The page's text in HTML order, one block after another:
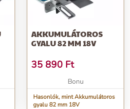
AKKUMULÁTOROS
GYALU 82 MM 18V
35 890 Ft
Bonu
Hasonlók, mint Akkumulátoros
gyalu 82 mm 18V